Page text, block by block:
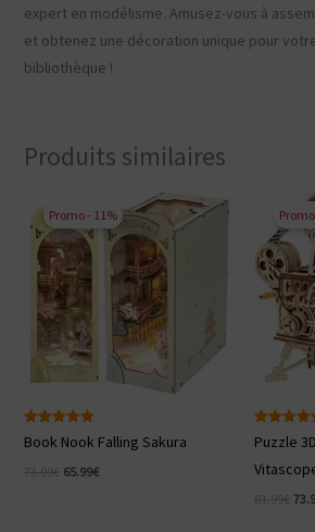
expert en modélisme. Amusez-vous à
et obtenez une décoration unique pour
bibliothèque !
Produits similaires
Promo - 11%
Note
5.00
Book Nook Falling Sakura
Le
65.99€Le
Note
5.00
sur 5
Puzzle
Le